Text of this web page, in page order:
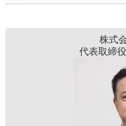
株式
代表取締